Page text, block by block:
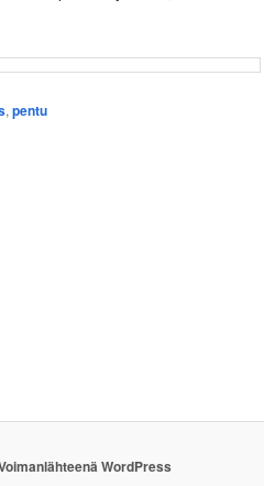
, pentu
WordPress